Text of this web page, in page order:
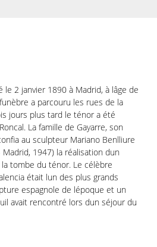
le 2 janvier 1890 à Madrid, à lâge de
a parcouru les rues de la
jours plus tard le ténor a été
La famille de Gayarre, son
au sculpteur Mariano Benlliure
Madrid, 1947) la réalisation dun
tombe du ténor. Le célèbre
était lun des plus grands
espagnole de lépoque et un
avait rencontré lors dun séjour du